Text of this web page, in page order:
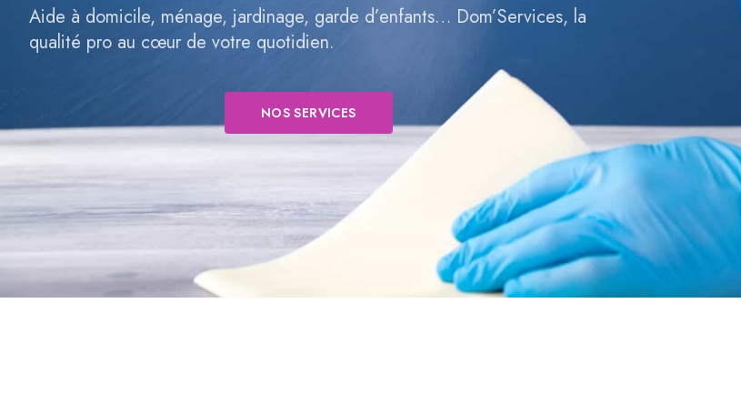
Aide à domicile, ménage, jardinage, garde d’enfants… Dom’Services, la
qualité pro au cœur de votre quotidien.
NOS SERVICES